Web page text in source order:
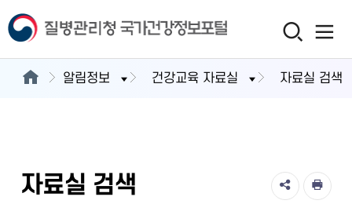
알림정보 건강교육 자료실 자료실 검색
자료실 검색